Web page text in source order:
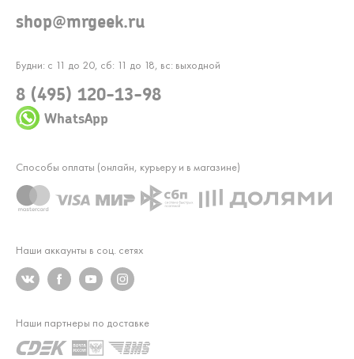
Будни: с 11 до 20, сб: 11 до 18, вс: выходной
8 (495) 120-13-98
WhatsApp
shop@mrgeek.ru
Наши аккаунты в соц. сетях
Способы оплаты (онлайн, курьеру и в магазине)
Наши партнеры по доставке